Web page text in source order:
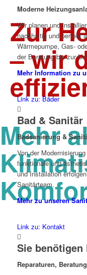
Zur
– wir
Mehr
Moderne
Wir planen und
nachhaltig und perfekt
Wärmepumpe, Gas-
der Beratung bis zur
Mehr Information zu
Link zu: Bäder
Bad & Sanitär
Badsanierung &
Von der
funktionale und
und Installation
Sanitärteam.
Mehr zu unseren
Link zu: Kontakt
Sie benötigen
Reparaturen,